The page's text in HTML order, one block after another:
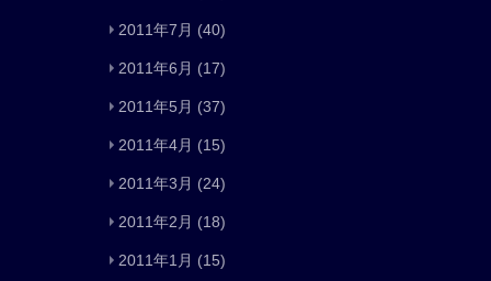
2011年7月 (40)
2011年6月 (17)
2011年5月 (37)
2011年4月 (15)
2011年3月 (24)
2011年2月 (18)
2011年1月 (15)